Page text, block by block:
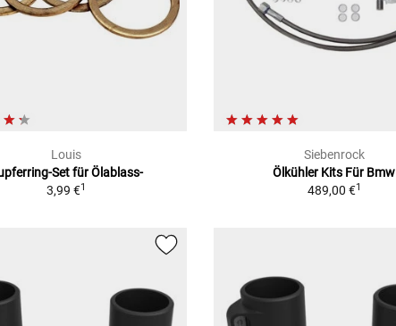
Louis
Set für Ölablass-
3,99 €1
Siebenrock
Ölkühler Kits Für Bmw
489,00 €1